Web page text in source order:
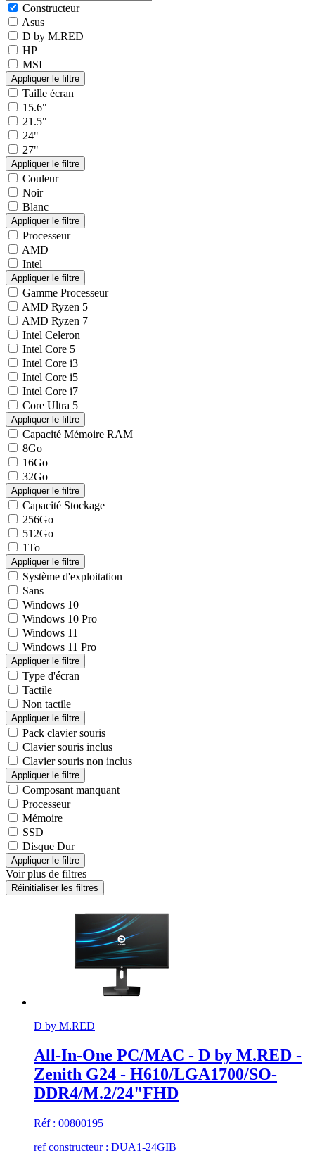
Constructeur
Asus
D by M.RED
HP
MSI
Taille écran
15.6"
21.5"
24"
27"
Couleur
Noir
Blanc
Processeur
AMD
Intel
Gamme Processeur
AMD Ryzen 5
AMD Ryzen 7
Intel Celeron
Intel Core 5
Intel Core i3
Intel Core i5
Intel Core i7
Core Ultra 5
Capacité Mémoire RAM
8Go
16Go
32Go
Capacité Stockage
256Go
512Go
1To
Système d'exploitation
Sans
Windows 10
Windows 10 Pro
Windows 11
Windows 11 Pro
Type d'écran
Tactile
Non tactile
Pack clavier souris
Clavier souris inclus
Clavier souris non inclus
Composant manquant
Processeur
Mémoire
SSD
Disque Dur
Voir plus de filtres
D by M.RED
All-In-One PC/MAC - D by M.RED -
Zenith G24 - H610/LGA1700/SO-
DDR4/M.2/24"FHD
Réf : 00800195
ref constructeur : DUA1-24GIB